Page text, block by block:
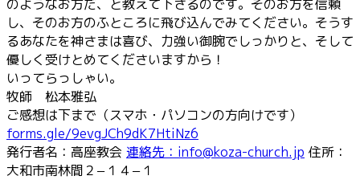
のようなお方だ、と教えて下さるのです。そのお方を信頼
し、そのお方のふところに飛び込んでみてください。そうす
るあなたを神さまは喜び、力強い御腕でしっかりと、そして
優しく受けとめてくださいますから！
いってらっしゃい。
牧師 松本雅弘
ご感想は下まで（スマホ・パソコンの方向けです）
forms.gle/9evgJCh9dK7HtiNz6
発行者名：高座教会 連絡先：info@koza-church.jp 住所：
大和市南林間２−１４−１